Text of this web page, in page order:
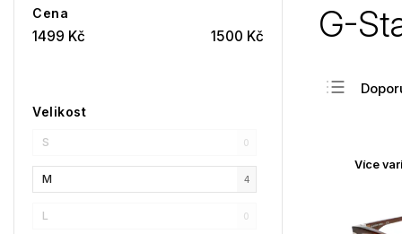
Cena
1499 Kč 1500 Kč
Velikost
S 0
M 4
L 0
G-
Více